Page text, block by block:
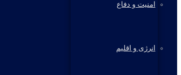
امنیت و دفاع
انرژی و اقلیم